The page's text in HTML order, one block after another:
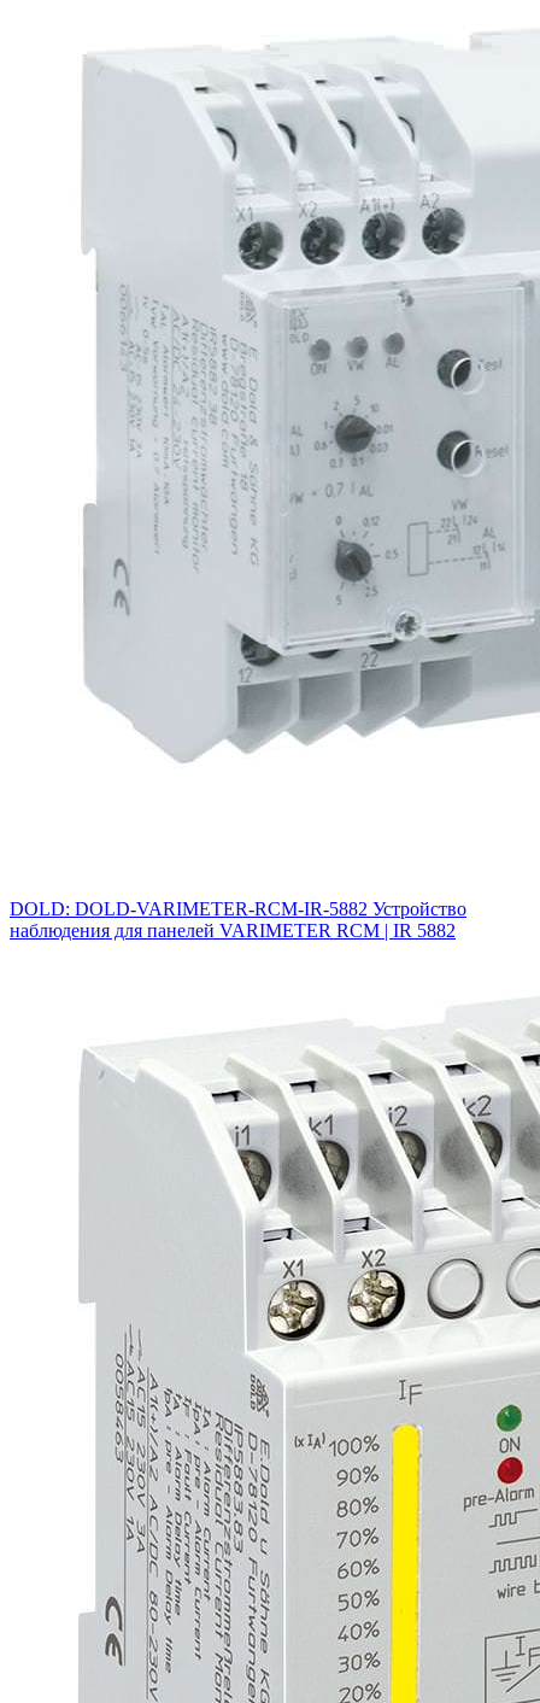
DOLD: DOLD-VARIMETER-RCM-IR-5882 Устройство
наблюдения для панелей VARIMETER RCM | IR 5882